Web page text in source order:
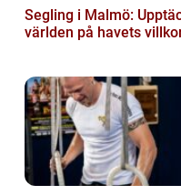
Segling i Malmö:
världen på havets